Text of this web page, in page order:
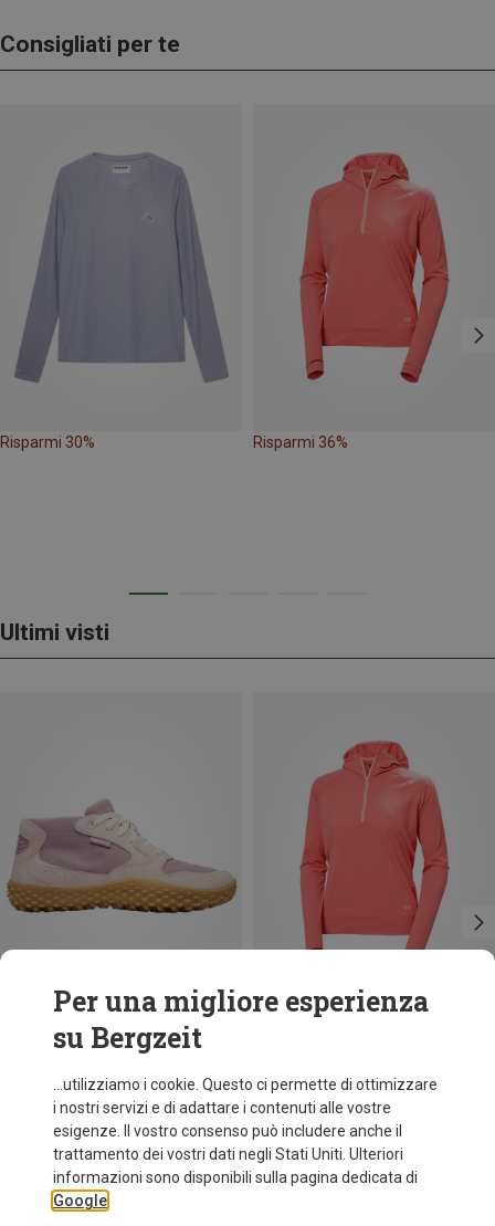
Consigliati per te
Risparmi 30% Risparmi 36%
Ultimi visti
Risparmi 29%
Per una migliore esperienza
su Bergzeit
...utilizziamo i cookie. Questo ci permette di ottimizzare
i nostri servizi e di adattare i contenuti alle vostre
esigenze. Il vostro consenso può includere anche il
trattamento dei vostri dati negli Stati Uniti. Ulteriori
informazioni sono disponibili sulla pagina dedicata di
Google